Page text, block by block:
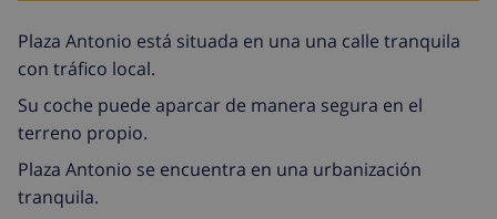
Plaza Antonio está situada en una una calle tranquila
con tráfico local.
Su coche puede aparcar de manera segura en el
terreno propio.
Plaza Antonio se encuentra en una urbanización
tranquila.